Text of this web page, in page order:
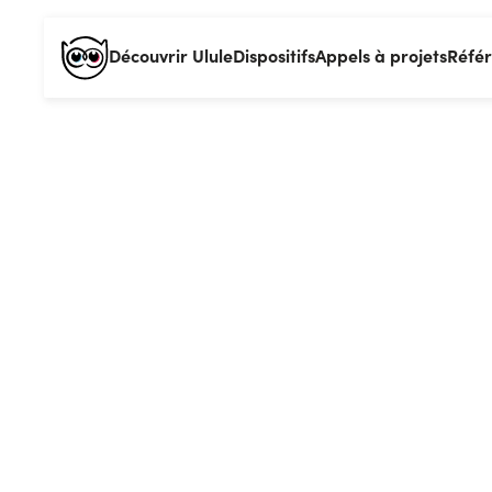
Découvrir UluleDispositifsAppels à projets